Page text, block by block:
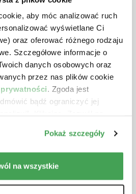
aby móc analizować ruch
wyświetlane Ci
oraz oferować różnego rodzaju
Szczegółowe informacje o
danych osobowych oraz
przez nas plików cookie
. Zgoda jest
bądź ograniczyć jej
Pokaż szczegóły
na wszystkie
r.
Czytaj więcej